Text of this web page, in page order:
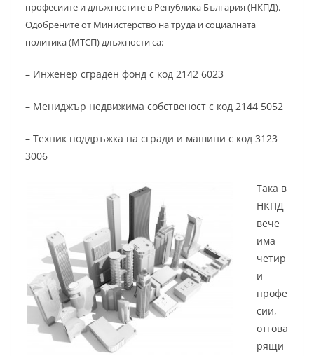
професиите и длъжностите в Република България (НКПД).
Одобрените от Министерство на труда и социалната
политика (МТСП) длъжности са:
– Инженер сграден фонд с код 2142 6023
– Мениджър недвижима собственост с код 2144 5052
– Техник поддръжка на сгради и машини с код 3123
3006
Така в
НКПД
вече
има
четир
и
профе
сии,
отгова
рящи